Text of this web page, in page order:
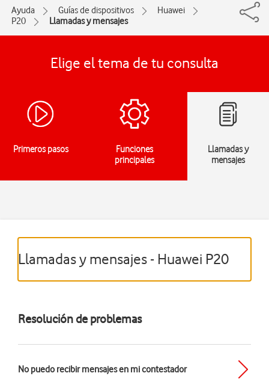
Ayuda Guías de dispositivos
Huawei
P20
Llamadas y mensajes
Elige el tema de tu consulta
Primeros pasos
Funciones
principales
Llamadas y
mensajes
Llamadas y mensajes - Huawei P20
Resolución de problemas
No puedo recibir mensajes en mi contestador